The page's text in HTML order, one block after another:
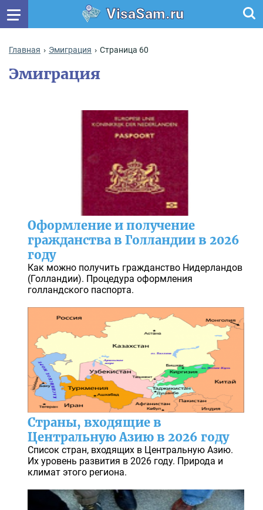
VisaSam.ru
Главная Эмиграция Страница 60
Эмиграция
Оформление и получение
гражданства в Голландии в 2026
году
Как можно получить гражданство Нидерландов
(Голландии). Процедура оформления
голландского паспорта.
Страны, входящие в
Центральную Азию в 2026 году
Список стран, входящих в Центральную Азию.
Их уровень развития в 2026 году. Природа и
климат этого региона.